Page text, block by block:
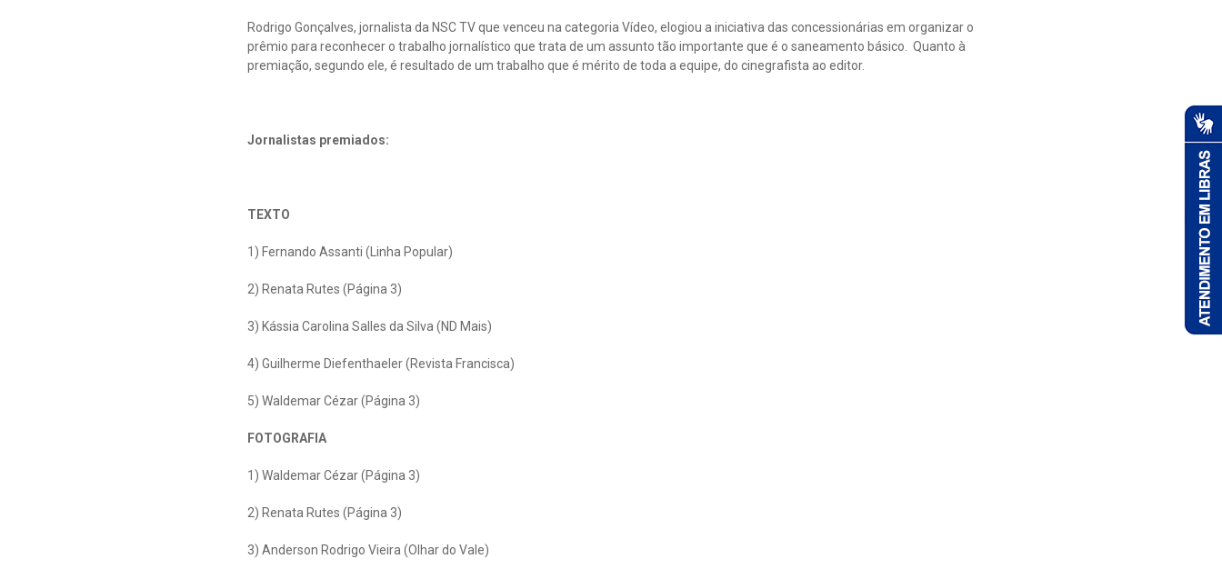
Rodrigo Gonçalves, jornalista da NSC TV que venceu na categoria Vídeo, elogiou a iniciativa das concessionárias em organizar o
prêmio para reconhecer o trabalho jornalístico que trata de um assunto tão importante que é o saneamento básico. Quanto à
premiação, segundo ele, é resultado de um trabalho que é mérito de toda a equipe, do cinegrafista ao editor.
Jornalistas premiados:
TEXTO
1) Fernando Assanti (Linha Popular)
2) Renata Rutes (Página 3)
3) Kássia Carolina Salles da Silva (ND Mais)
4) Guilherme Diefenthaeler (Revista Francisca)
5) Waldemar Cézar (Página 3)
FOTOGRAFIA
1) Waldemar Cézar (Página 3)
2) Renata Rutes (Página 3)
3) Anderson Rodrigo Vieira (Olhar do Vale)